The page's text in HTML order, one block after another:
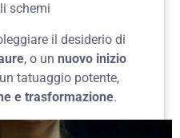
schemi
il desiderio di
, o un nuovo inizio
tatuaggio potente,
e trasformazione.